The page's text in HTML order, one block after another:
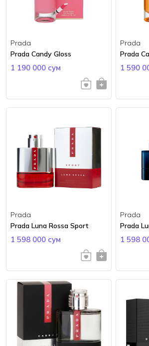
Prada
Prada Candy Gloss
1 190 000 сум
Prada
Prada
1 590
Prada
Prada Luna Rossa Sport
1 598 000 сум
Prada
Prada
1 598